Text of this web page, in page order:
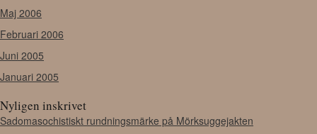
Maj 2006
Februari 2006
Juni 2005
Januari 2005
Nyligen inskrivet
Sadomasochistiskt rundningsmärke på Mörksuggejakten